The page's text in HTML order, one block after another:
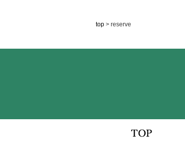
top > reserve